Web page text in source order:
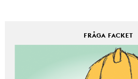
FRÅGA FACKET